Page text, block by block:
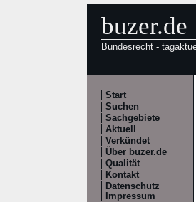
buzer.de
Bundesrecht -
Start
Suchen
Sachgebiete
Aktuell
Verkündet
Über buzer.de
Qualität
Kontakt
Datenschutz
Impressum